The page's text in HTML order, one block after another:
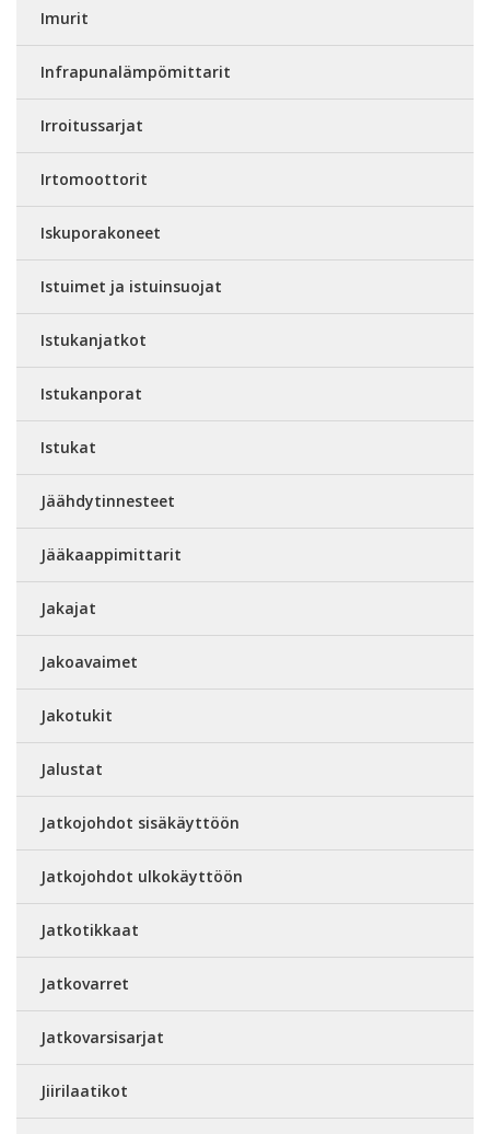
Imurit
Infrapunalämpömittarit
Irroitussarjat
Irtomoottorit
Iskuporakoneet
Istuimet ja istuinsuojat
Istukanjatkot
Istukanporat
Istukat
Jäähdytinnesteet
Jääkaappimittarit
Jakajat
Jakoavaimet
Jakotukit
Jalustat
Jatkojohdot sisäkäyttöön
Jatkojohdot ulkokäyttöön
Jatkotikkaat
Jatkovarret
Jatkovarsisarjat
Jiirilaatikot